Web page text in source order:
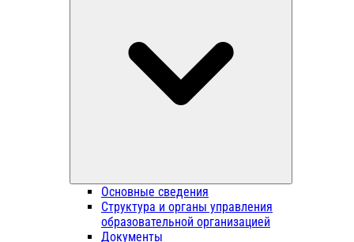
Основные сведения
Структура и органы управления
образовательной организацией
Документы